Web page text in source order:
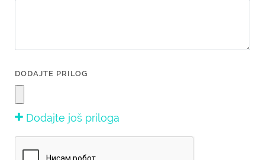
DODAJTE PRILOG
Dodajte još priloga